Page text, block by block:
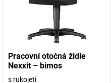
Pracovní otočná židle
Nexxit – bimos
s rukojetí